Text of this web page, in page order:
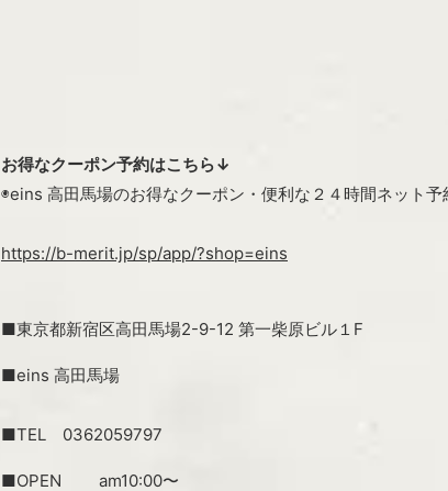
お得なクーポン予約はこちら↓
◉eins 高田馬場のお得なクーポン・便利な２４時間ネット予
https://b-merit.jp/sp/app/?shop=eins
■東京都新宿区高田馬場2-9-12 第一柴原ビル１F
■eins 高田馬場
■TEL 0362059797
■OPEN am10:00〜